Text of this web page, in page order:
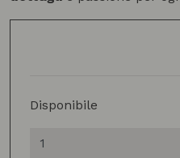
Disponibile
Secchiello